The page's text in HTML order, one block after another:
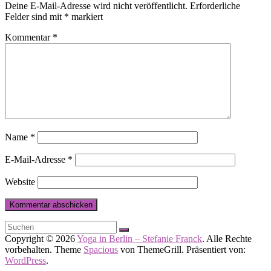
Deine E-Mail-Adresse wird nicht veröffentlicht. Erforderliche
Felder sind mit * markiert
Kommentar *
Name *
E-Mail-Adresse *
Website
Copyright © 2026Yoga in Berlin – Stefanie Franck. Alle Rechte
vorbehalten. Theme Spacious von ThemeGrill. Präsentiert von:
WordPress.